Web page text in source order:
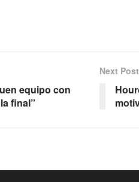
equipo con
final”
Next Post